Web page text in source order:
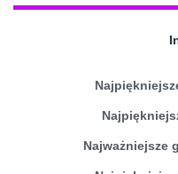
Najważniejsze